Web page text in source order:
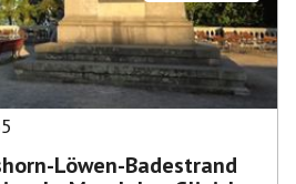
Löwen-Badestrand